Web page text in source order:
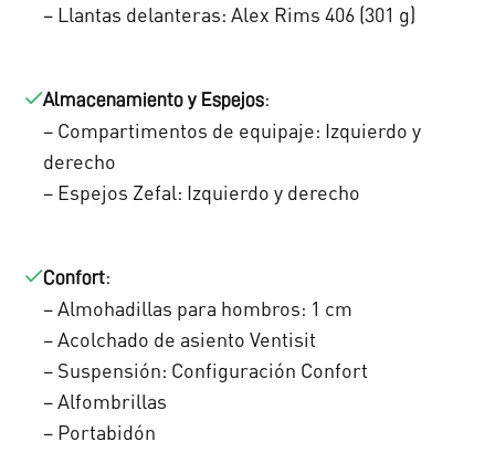
– Llantas delanteras: Alex Rims 406 (301 g)
Almacenamiento y Espejos:
– Compartimentos de equipaje: Izquierdo y
derecho
– Espejos Zefal: Izquierdo y derecho
Confort:
– Almohadillas para hombros: 1 cm
– Acolchado de asiento Ventisit
– Suspensión: Configuración Confort
– Alfombrillas
– Portabidón